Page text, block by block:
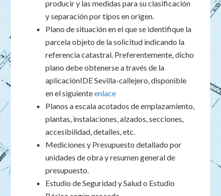
producir y las medidas para su clasificación
y separación por tipos en origen.
Plano de situación en el que se identifique la
parcela objeto de la solicitud indicando la
referencia catastral. Preferentemente, dicho
plano debe obtenerse a través de la
aplicaciónIDE Sevilla-callejero, disponible
en el siguienteenlace
Planos a escala acotados de emplazamiento,
plantas, instalaciones, alzados, secciones,
accesibilidad, detalles, etc.
Mediciones y Presupuesto detallado por
unidades de obra y resumen general de
presupuesto.
Estudio de Seguridad y Salud o Estudio